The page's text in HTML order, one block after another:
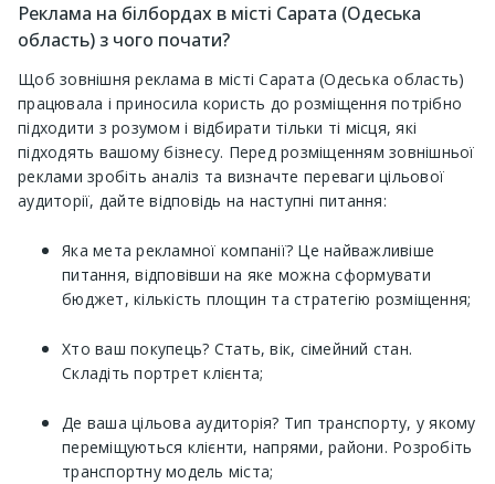
Реклама на білбордах в місті Сарата (Одеська
область) з чого почати?
Щоб зовнішня реклама в місті Сарата (Одеська область)
працювала і приносила користь до розміщення потрібно
підходити з розумом і відбирати тільки ті місця, які
підходять вашому бізнесу. Перед розміщенням зовнішньої
реклами зробіть аналіз та визначте переваги цільової
аудиторії, дайте відповідь на наступні питання:
Яка мета рекламної компанії? Це найважливіше
питання, відповівши на яке можна сформувати
бюджет, кількість площин та стратегію розміщення;
Хто ваш покупець? Стать, вік, сімейний стан.
Складіть портрет клієнта;
Де ваша цільова аудиторія? Тип транспорту, у якому
переміщуються клієнти, напрями, райони. Розробіть
транспортну модель міста;